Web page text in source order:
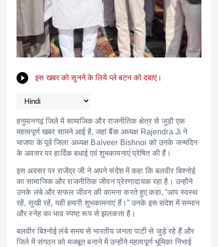
इस खबर को सुनने के लिये प्ले बटन को दबाएं।
हनुमानगढ़ जिले में सामाजिक और राजनीतिक क्षेत्र से जुड़ी एक
महत्वपूर्ण खबर सामने आई है, जहां बैंक अध्यक्ष Rajendra Ji ने
भाजपा के पूर्व जिला अध्यक्ष Balveer Bishnoi को उनके जन्मदिन
के अवसर पर हार्दिक बधाई एवं शुभकामनाएं प्रेषित की हैं।
इस अवसर पर राजेंद्र जी ने अपने संदेश में कहा कि बलवीर बिश्नोई
का सामाजिक और राजनीतिक जीवन प्रेरणादायक रहा है। उन्होंने
उनके लंबे और सफल जीवन की कामना करते हुए कहा, “आप स्वस्थ
रहें, सुखी रहें, यही हमारी शुभकामनाएं हैं।” उनके इस संदेश में सम्मान
और स्नेह का भाव स्पष्ट रूप से झलकता है।
बलवीर बिश्नोई लंबे समय से भारतीय जनता पार्टी से जुड़े रहे हैं और
जिले में संगठन को मजबूत बनाने में उन्होंने महत्वपूर्ण भूमिका निभाई